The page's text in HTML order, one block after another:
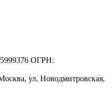
ОГРН:
ул. Новодмитровская,